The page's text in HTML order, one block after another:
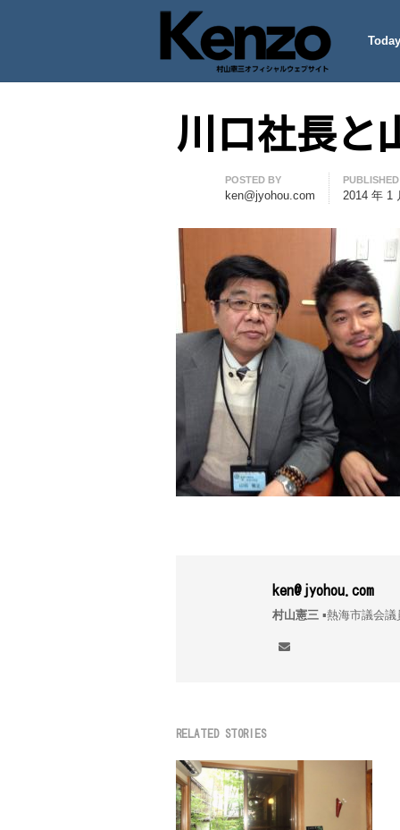
七転八起 – 村山憲三
村山憲三ウェブサイト
川口社長と
Author
POSTED BY
ken@jyohou.com
PUBLISHED
2014 年 1
ken@jyohou.com
村山憲三 ▪︎熱海市議
RELATED STORIES